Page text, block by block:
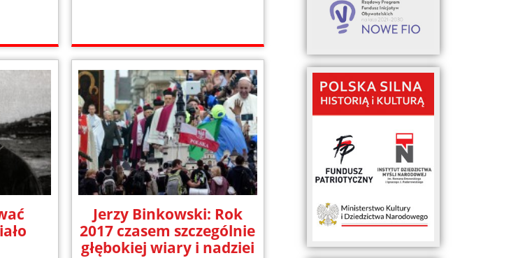
Jerzy Binkowski: Rok
2017 czasem szczególnie
głębokiej wiary i nadziei